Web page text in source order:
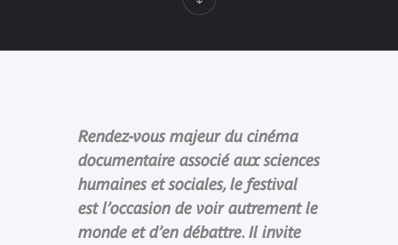
Rendez-vous majeur du cinéma
documentaire associé aux sciences
humaines et sociales, le festival
est l’occasion de voir autrement le
monde et d’en débattre. Il invite